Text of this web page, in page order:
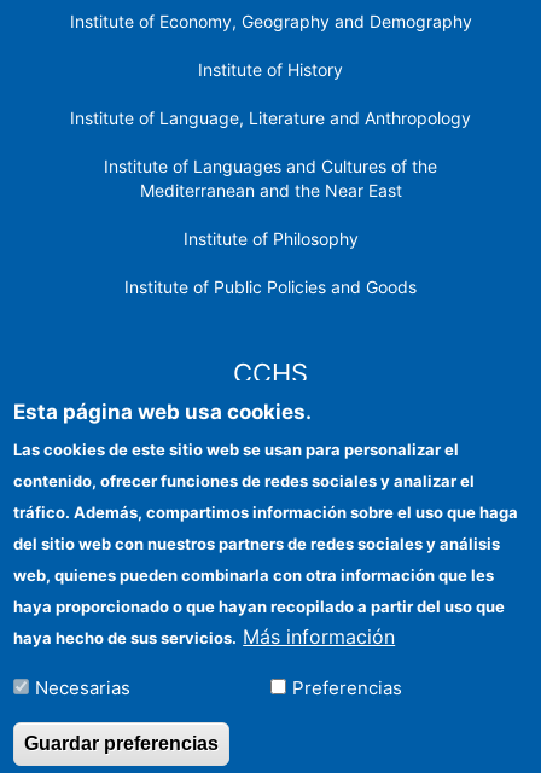
Institute of Economy, Geography and Demography
Institute of History
Institute of Language, Literature and Anthropology
Institute of Languages ​​and Cultures of the
Mediterranean and the Near East
Institute of Philosophy
Institute of Public Policies and Goods
CCHS
Institutional identity
FEDER funds
Funding entities
Contact
Esta página web usa cookies.
Las cookies de este sitio web se usan para personalizar el
contenido, ofrecer funciones de redes sociales y analizar el
tráfico. Además, compartimos información sobre el uso que haga
del sitio web con nuestros partners de redes sociales y análisis
web, quienes pueden combinarla con otra información que les
haya proporcionado o que hayan recopilado a partir del uso que
haya hecho de sus servicios. Más información
Necesarias Preferencias
Guardar preferencias